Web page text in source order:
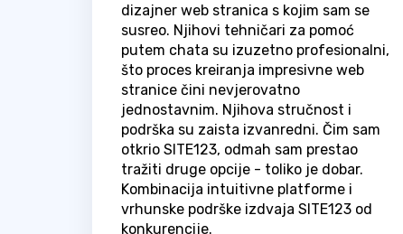
dizajner web stranica s kojim sam se
susreo. Njihovi tehničari za pomoć
putem chata su izuzetno profesionalni,
što proces kreiranja impresivne web
stranice čini nevjerovatno
jednostavnim. Njihova stručnost i
podrška su zaista izvanredni. Čim sam
otkrio SITE123, odmah sam prestao
tražiti druge opcije - toliko je dobar.
Kombinacija intuitivne platforme i
vrhunske podrške izdvaja SITE123 od
konkurencije.